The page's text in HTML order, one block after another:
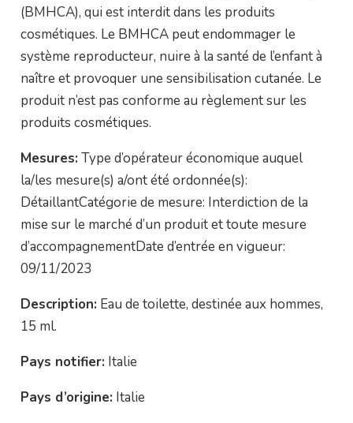
(BMHCA), qui est interdit dans les produits
cosmétiques. Le BMHCA peut endommager le
système reproducteur, nuire à la santé de l’enfant à
naître et provoquer une sensibilisation cutanée. Le
produit n’est pas conforme au règlement sur les
produits cosmétiques.
Mesures: Type d’opérateur économique auquel
la/les mesure(s) a/ont été ordonnée(s):
DétaillantCatégorie de mesure: Interdiction de la
mise sur le marché d’un produit et toute mesure
d’accompagnementDate d’entrée en vigueur:
09/11/2023
Description: Eau de toilette, destinée aux hommes,
15 ml.
Pays notifier: Italie
Pays d’origine: Italie